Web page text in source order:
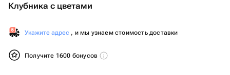
Клубника с цветами
Укажите адрес , и мы узнаем стоимость доставки
Получите 1600 бонусов